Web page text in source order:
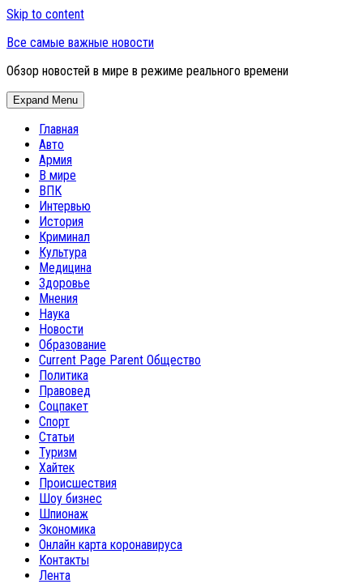
Skip to content
Все самые важные новости
Обзор новостей в мире в режиме реального времени
Expand Menu
Главная
Авто
Армия
В мире
ВПК
Интервью
История
Криминал
Культура
Медицина
Здоровье
Мнения
Наука
Новости
Образование
Current Page Parent Общество
Политика
Правовед
Соцпакет
Спорт
Статьи
Туризм
Хайтек
Происшествия
Шоу бизнес
Шпионаж
Экономика
Онлайн карта коронавируса
Контакты
Лента